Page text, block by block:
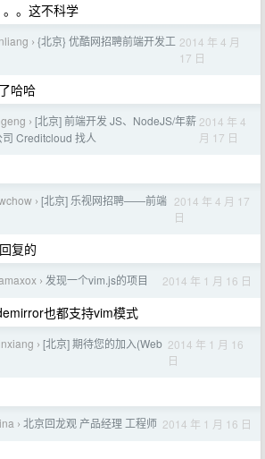
。这不科学
› {北京} 优酷网招聘前端开发工 2014 年 4 月
17 日
哈哈
› [北京] 前端开发 JS、NodeJS/年薪
Creditcloud 找人
2014 年 4
月 17 日
› [北京] 乐视网招聘——前端 2014 年 4 月 17
日
复的
› 发现一个vim.js的项目 2014 年 1 月 16 日
也都支持vim模式
› [北京] 期待您的加入(Web 2014 年 1 月 16
日
› 北京回龙观 产品经理 工程师 2014 年 1 月 16 日